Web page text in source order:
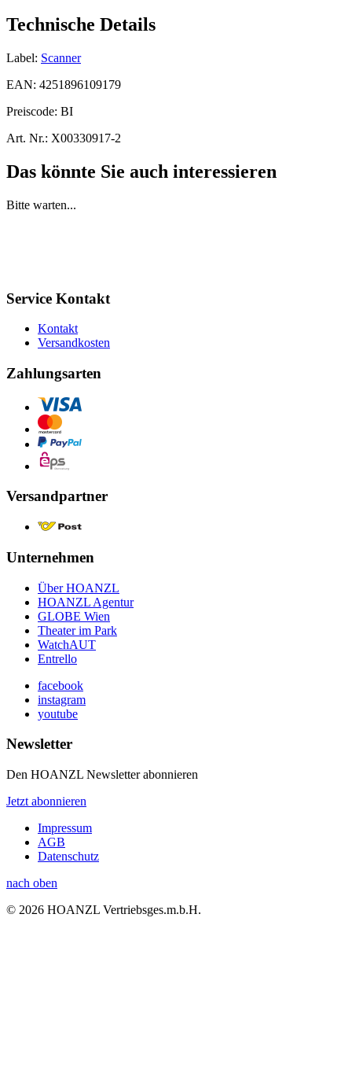
Technische Details
Label: Scanner
EAN: 4251896109179
Preiscode: BI
Art. Nr.: X00330917-2
Das könnte Sie auch interessieren
Bitte warten...
Service Kontakt
Kontakt
Versandkosten
Zahlungsarten
Versandpartner
Unternehmen
Über HOANZL
HOANZL Agentur
GLOBE Wien
Theater im Park
WatchAUT
Entrello
facebook
instagram
youtube
Newsletter
Den HOANZL Newsletter abonnieren
Jetzt abonnieren
Impressum
AGB
Datenschutz
nach oben
© 2026 HOANZL Vertriebsges.m.b.H.